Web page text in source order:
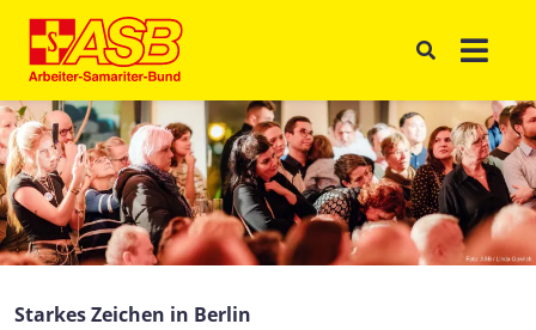
Starkes Zeichen in Berlin